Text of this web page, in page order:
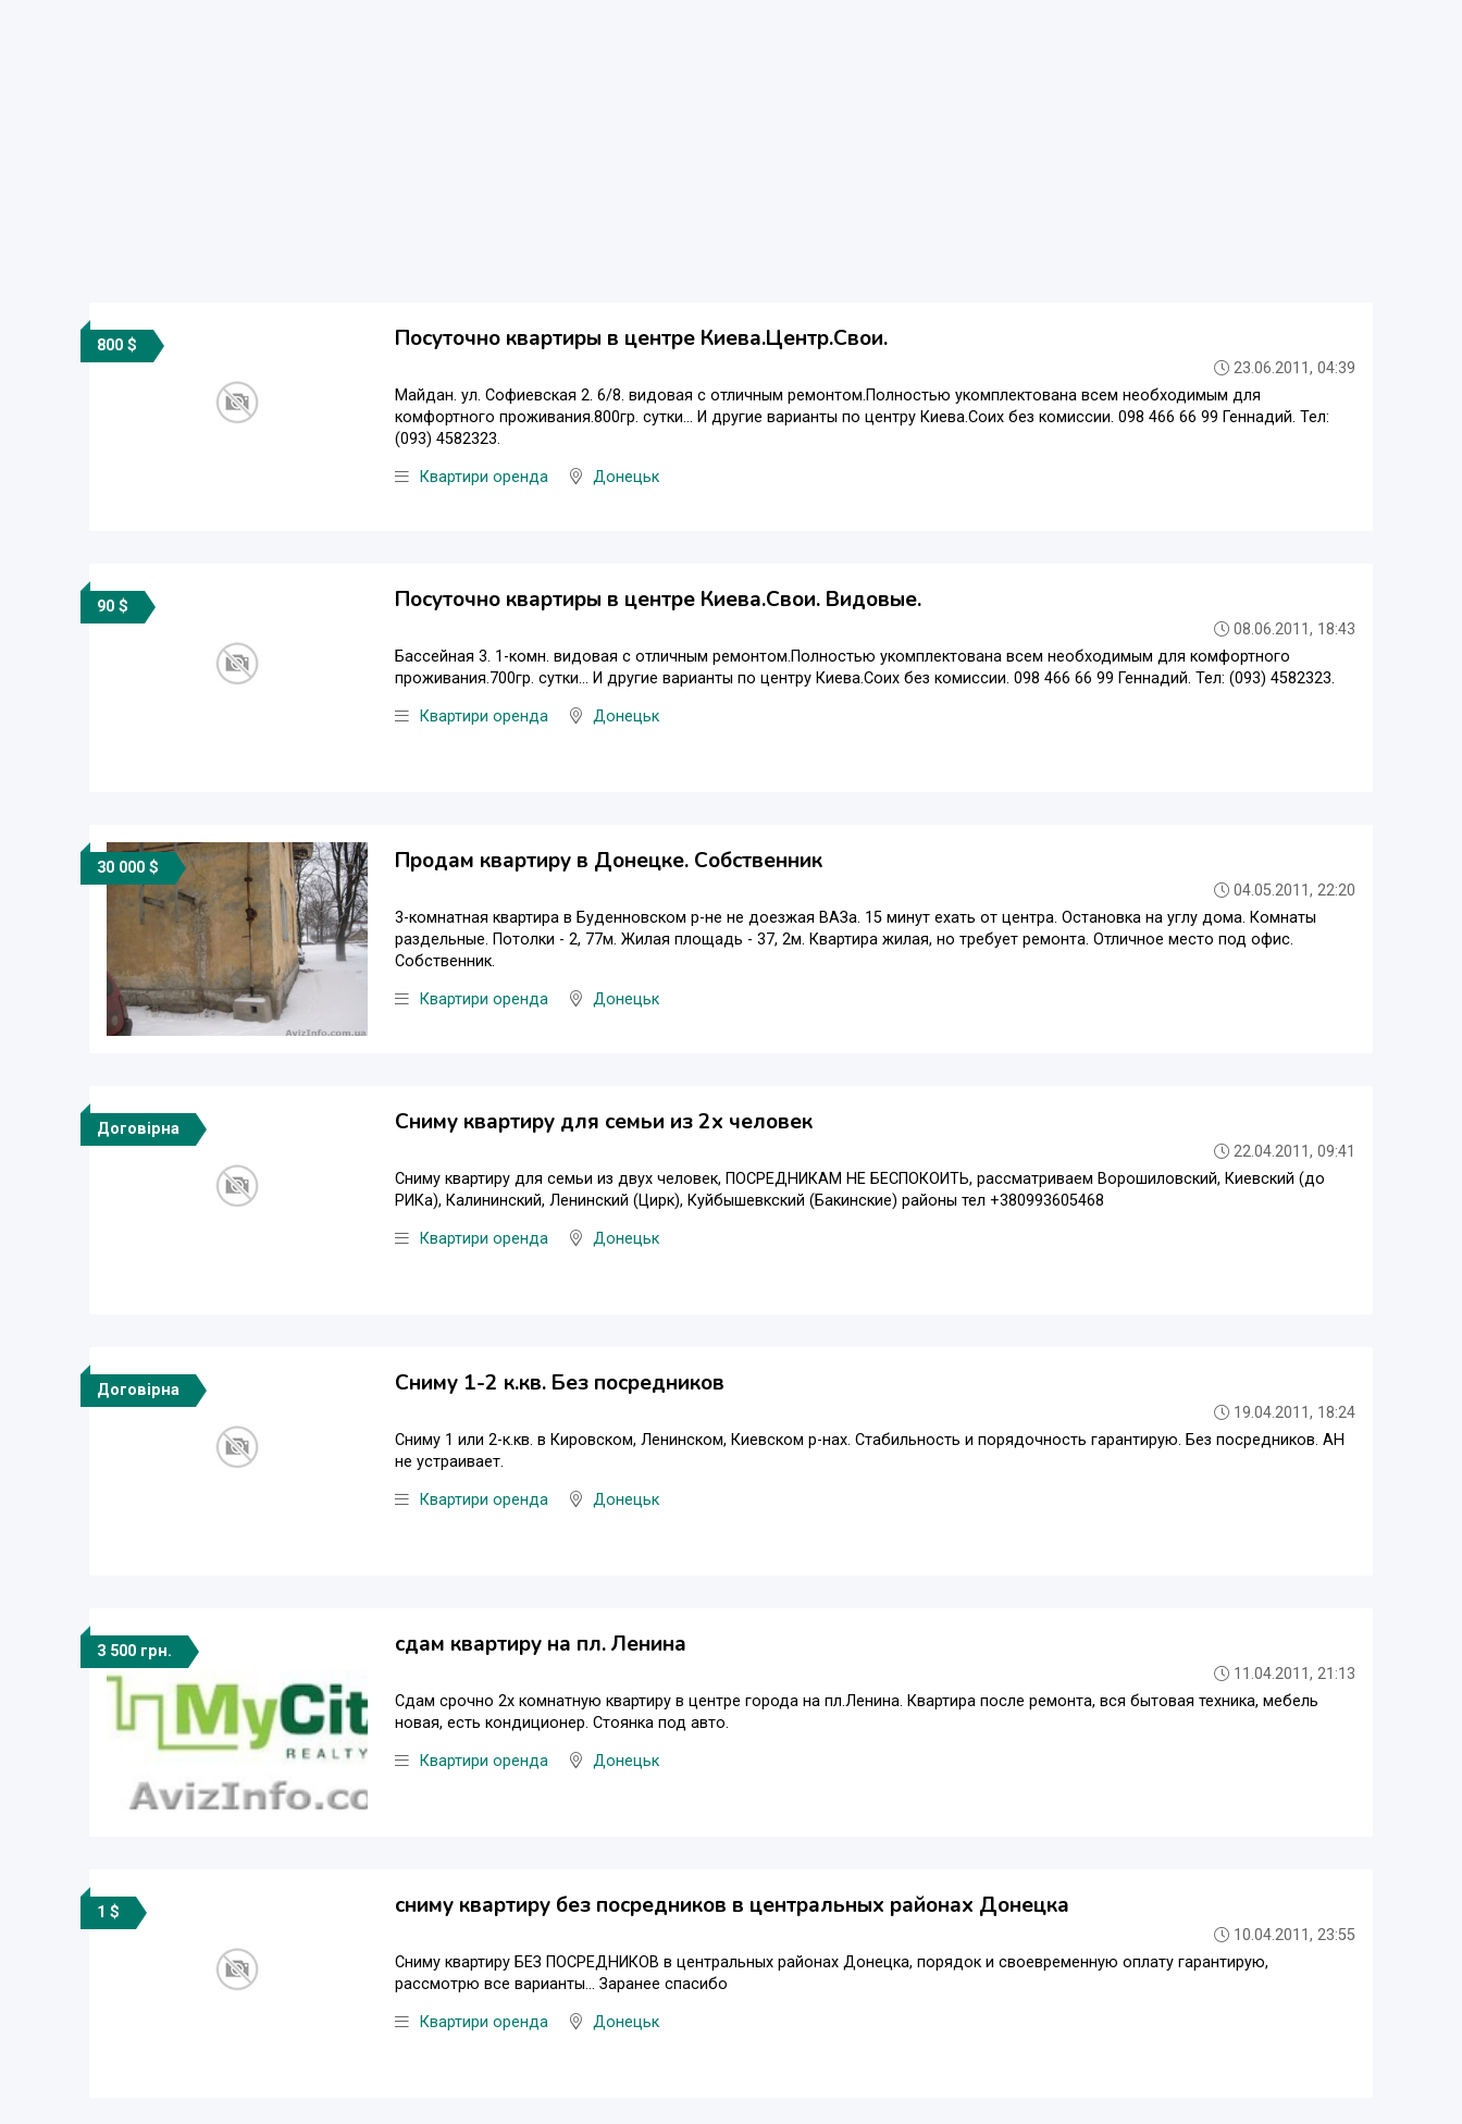
800 $ Посуточно квартиры в центре Киева.Центр.Свои.
23.06.2011, 04:39
Майдан. ул. Софиевская 2. 6/8. видовая с отличным ремонтом.Полностью укомплектована всем необходимым для
комфортного проживания.800гр. сутки... И другие варианты по центру Киева.Соих без комиссии. 098 466 66 99 Геннадий. Тел:
(093) 4582323.
Квартири оренда Донецьк
90 $ Посуточно квартиры в центре Киева.Свои. Видовые.
08.06.2011, 18:43
Бассейная 3. 1-комн. видовая с отличным ремонтом.Полностью укомплектована всем необходимым для комфортного
проживания.700гр. сутки... И другие варианты по центру Киева.Соих без комиссии. 098 466 66 99 Геннадий. Тел: (093) 4582323.
Квартири оренда Донецьк
30 000 $ Продам квартиру в Донецке. Собственник
04.05.2011, 22:20
3-комнатная квартира в Буденновском р-не не доезжая ВАЗа. 15 минут ехать от центра. Остановка на углу дома. Комнаты
раздельные. Потолки - 2, 77м. Жилая площадь - 37, 2м. Квартира жилая, но требует ремонта. Отличное место под офис.
Собственник.
Квартири оренда Донецьк
Договірна Сниму квартиру для семьи из 2х человек
22.04.2011, 09:41
Сниму квартиру для семьи из двух человек, ПОСРЕДНИКАМ НЕ БЕСПОКОИТЬ, рассматриваем Ворошиловский, Киевский (до
РИКа), Калининский, Ленинский (Цирк), Куйбышевкский (Бакинские) районы тел +380993605468
Квартири оренда Донецьк
Договірна Сниму 1-2 к.кв. Без посредников
19.04.2011, 18:24
Сниму 1 или 2-к.кв. в Кировском, Ленинском, Киевском р-нах. Стабильность и порядочность гарантирую. Без посредников. АН
не устраивает.
Квартири оренда Донецьк
3 500 грн. сдам квартиру на пл. Ленина
11.04.2011, 21:13
Сдам срочно 2х комнатную квартиру в центре города на пл.Ленина. Квартира после ремонта, вся бытовая техника, мебель
новая, есть кондиционер. Стоянка под авто.
Квартири оренда Донецьк
1 $ сниму квартиру без посредников в центральных районах Донецка
10.04.2011, 23:55
Сниму квартиру БЕЗ ПОСРЕДНИКОВ в центральных районах Донецка, порядок и своевременную оплату гарантирую,
рассмотрю все варианты... Заранее спасибо
Квартири оренда Донецьк